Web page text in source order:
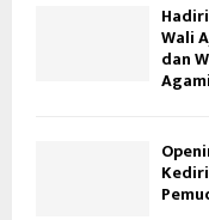
Wali
dan